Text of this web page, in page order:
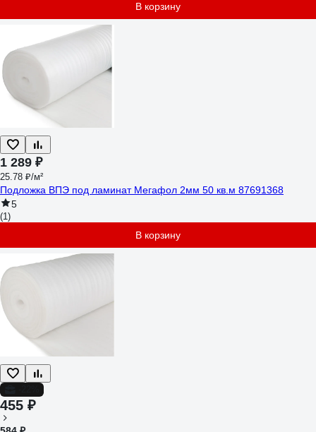
В корзину
1 289 ₽
25.78 ₽/м²
Подложка ВПЭ под ламинат Мегафол 2мм 50 кв.м 87691368
5
(1)
В корзину
455 ₽